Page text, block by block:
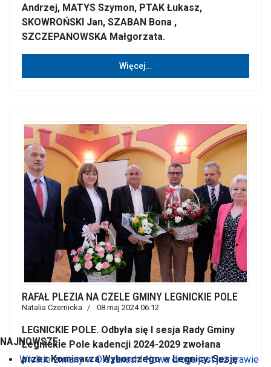
Andrzej, MATYS Szymon, PTAK Łukasz,
SKOWROŃSKI Jan, SZABAN Bona ,
SZCZEPANOWSKA Małgorzata.
Więcej…
RAFAŁ PLEZIA NA CZELE GMINY LEGNICKIE POLE
Natalia Czernicka 08 maj 2024 06:12
LEGNICKIE POLE. Odbyła się I sesja Rady Gminy
Legnickie Pole kadencji 2024-2029 zwołana
przez Komisarza Wyborczego w Legnicy. Sesję
NAJNOWSZE:
Wielkie zmiany w Olszanach! Nowa droga jest już prawie